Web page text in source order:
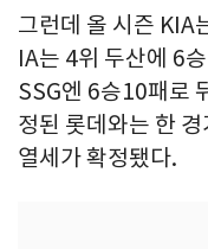
그런데 올 시즌 KIA
IA는 4위 두산에 6
SSG엔 6승10패로
정된 롯데와는 한
열세가 확정됐다.